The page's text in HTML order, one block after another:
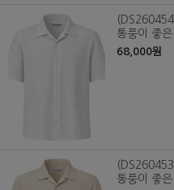
통풍이 좋
68,000원
통풍이 좋